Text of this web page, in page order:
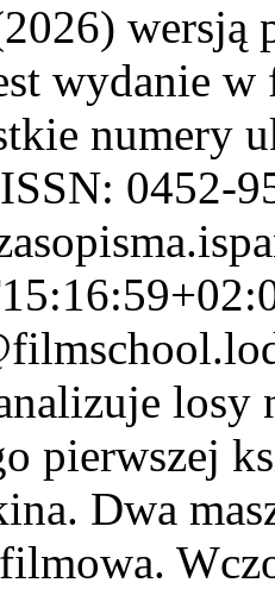
wersją
wydanie
numery
0452-
losy
pierwszej
Dwa